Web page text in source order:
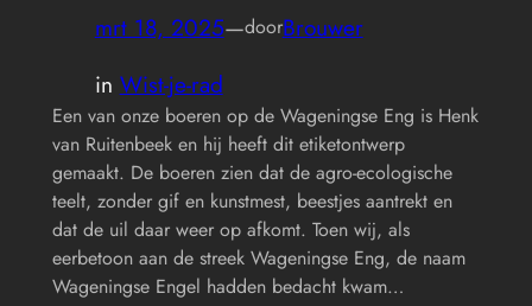
mrt 18, 2025—doorBrouwer
in Wist-je-rad
Een van onze boeren op de Wageningse Eng is Henk
van Ruitenbeek en hij heeft dit etiketontwerp
gemaakt. De boeren zien dat de agro-ecologische
teelt, zonder gif en kunstmest, beestjes aantrekt en
dat de uil daar weer op afkomt. Toen wij, als
eerbetoon aan de streek Wageningse Eng, de naam
Wageningse Engel hadden bedacht kwam…